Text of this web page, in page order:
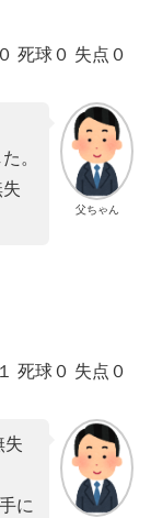
死球０ 失点０
父ちゃん
。
死球０ 失点０
失
に